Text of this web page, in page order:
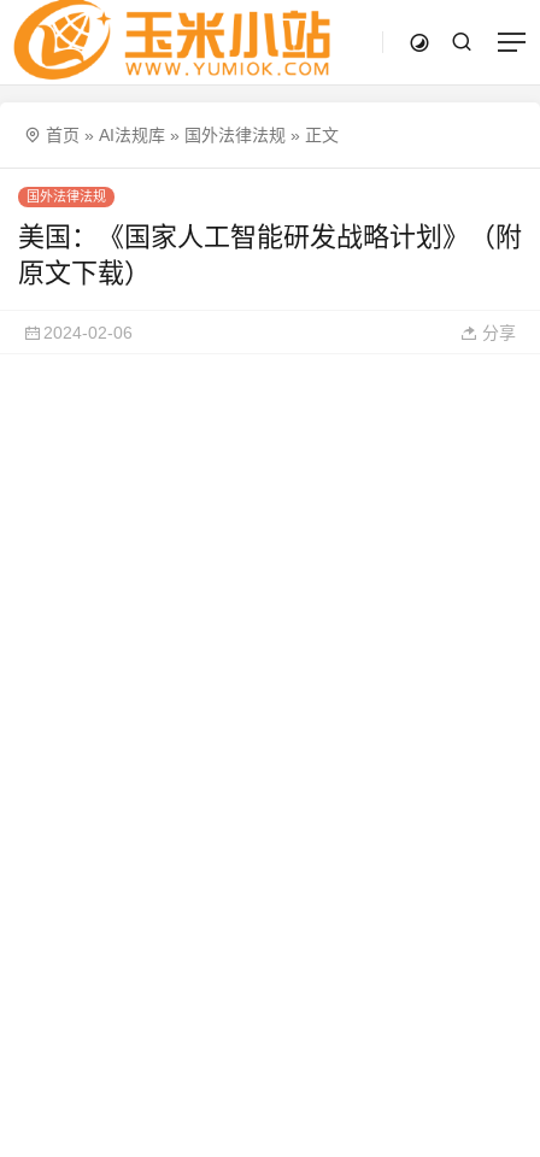
首页 » AI法规库 » 国外法律法规 » 正文
国外法律法规
美国：《国家人工智能研发战略计划》（附
原文下载）
2024-02-06 分享